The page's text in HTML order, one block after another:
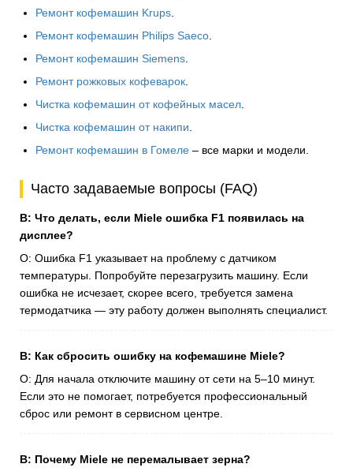
Ремонт кофемашин Krups
Ремонт кофемашин Philips Saeco
Ремонт кофемашин Siemens
Ремонт рожковых кофеварок
Чистка кофемашин от кофейных масел
Чистка кофемашин от накипи
Ремонт кофемашин в Гомеле – все марки и модели.
Часто задаваемые вопросы (FAQ)
В: Что делать, если Miele ошибка F1 появилась на
дисплее?
О: Ошибка F1 указывает на проблему с датчиком
температуры. Попробуйте перезагрузить машину. Если
ошибка не исчезает, скорее всего, требуется замена
термодатчика — эту работу должен выполнять специалист.
В: Как сбросить ошибку на кофемашине Miele?
О: Для начала отключите машину от сети на 5–10 минут.
Если это не помогает, потребуется профессиональный
сброс или ремонт в сервисном центре.
В: Почему Miele не перемалывает зерна?